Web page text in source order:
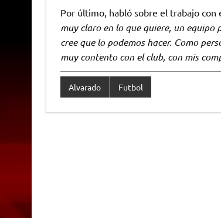
Por último, habló sobre el trabajo
muy claro en lo que quiere, un
cree que lo podemos hacer. Como
muy contento con el club, con mis
Alvarado Futbol